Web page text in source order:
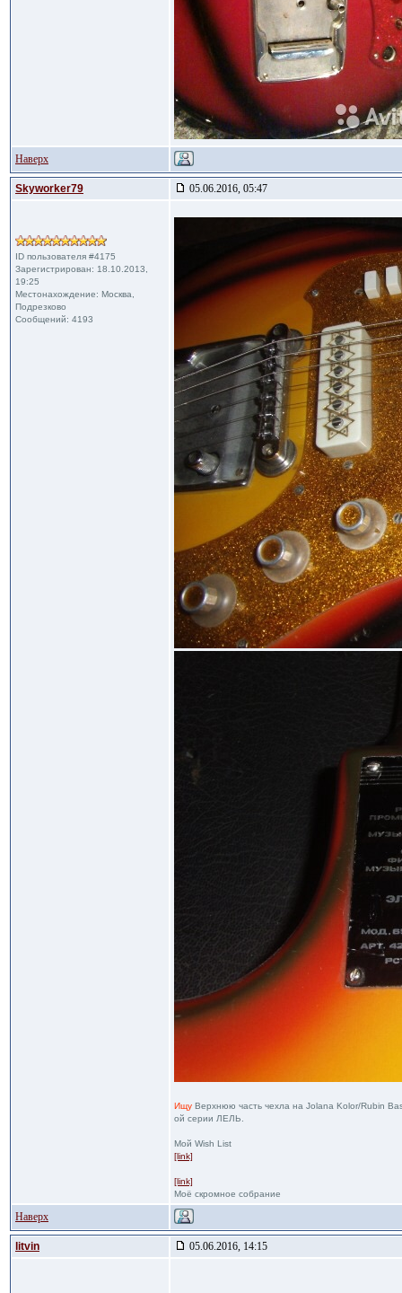
Наверх
Skyworker79 05.06.2016, 05:47
ID пользователя #4175
Зарегистрирован: 18.10.2013,
19:25
Местонахождение: Москва,
Подрезково
Сообщений: 4193
Ищу Верхнюю часть чехла на Jolana Kolor/Rubin
ой серии ЛЕЛЬ.
Мой Wish List
[link]
[link]
Моё скромное собрание
Наверх
litvin 05.06.2016, 14:15